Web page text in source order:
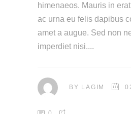
himenaeos. Mauris in
ac urna eu felis dapibus
amet a augue. Sed non
imperdiet nisi.
BY LAGIM